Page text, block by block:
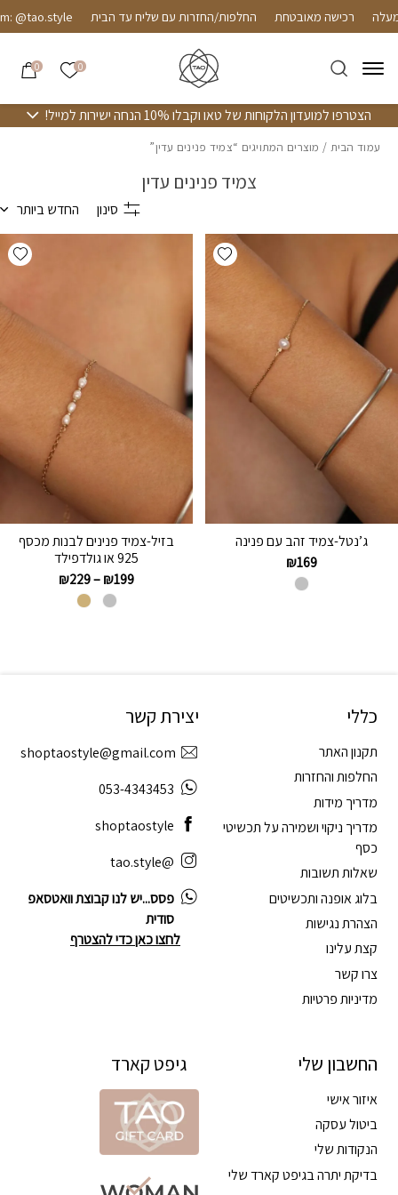
Skip to Contentרכישה מאובטחת החלפות/החזרות עם שליח עד הבית @tao.style
0 הרשימה
0
הצטרפו למועדון הלקוחות של טאו וקבלו 10% הנחה ישירות למייל!
עמוד הבית / מוצרים המתויגים “צמיד פנינים עדין”
צמיד פנינים עדין
סינון החדש ביותר
Add wishlist
ג’נטל-צמיד זהב עם פנינה
₪169
בזיל-צמיד פנינים לבנות מכסף
925 או גולדפילד
₪199
–
₪229
כללי
תקנון האתר
החלפות והחזרות
מדריך מידות
מדריך ניקוי ושמירה על תכשיטי
כסף
שאלות תשובות
בלוג אופנה ותכשיטים
הצהרת נגישות
קצת עלינו
צרו קשר
מדיניות פרטיות
החשבון שלי
איזור אישי
ביטול עסקה
הנקודות שלי
בדיקת יתרה בגיפט קארד שלי
יצירת קשר
shoptaostyle@gmail.com
053-4343453
shoptaostyle
@tao.style
פסס...יש לנו קבוצת וואטסאפ
סודית
לחצו כאן כדי להצטרף
גיפט קארד
בחזרה למעלה